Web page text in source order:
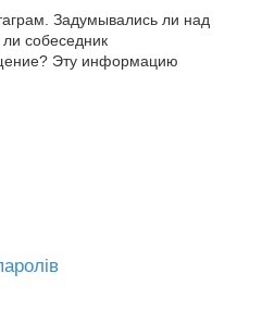
Задумывались ли над
собеседник
Эту информацию